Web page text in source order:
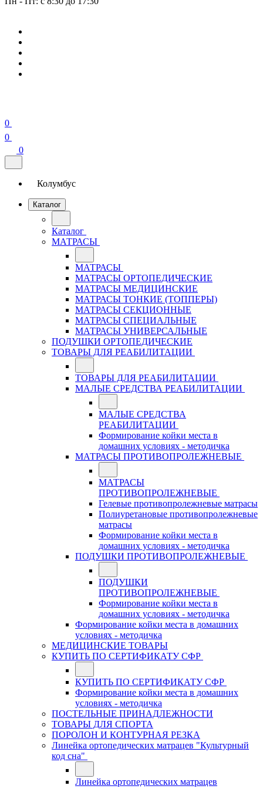
0
0
0
Колумбус
Каталог
Каталог
МАТРАСЫ
МАТРАСЫ
МАТРАСЫ ОРТОПЕДИЧЕСКИЕ
МАТРАСЫ МЕДИЦИНСКИЕ
МАТРАСЫ ТОНКИЕ (ТОППЕРЫ)
МАТРАСЫ СЕКЦИОННЫЕ
МАТРАСЫ СПЕЦИАЛЬНЫЕ
МАТРАСЫ УНИВЕРСАЛЬНЫЕ
ПОДУШКИ ОРТОПЕДИЧЕСКИЕ
ТОВАРЫ ДЛЯ РЕАБИЛИТАЦИИ
ТОВАРЫ ДЛЯ РЕАБИЛИТАЦИИ
МАЛЫЕ СРЕДСТВА РЕАБИЛИТАЦИИ
МАЛЫЕ СРЕДСТВА
РЕАБИЛИТАЦИИ
Формирование койки места в
домашних условиях - методичка
МАТРАСЫ ПРОТИВОПРОЛЕЖНЕВЫЕ
МАТРАСЫ
ПРОТИВОПРОЛЕЖНЕВЫЕ
Гелевые противопролежневые матрасы
Полиуретановые противопролежневые
матрасы
Формирование койки места в
домашних условиях - методичка
ПОДУШКИ ПРОТИВОПРОЛЕЖНЕВЫЕ
ПОДУШКИ
ПРОТИВОПРОЛЕЖНЕВЫЕ
Формирование койки места в
домашних условиях - методичка
Формирование койки места в домашних
условиях - методичка
МЕДИЦИНСКИЕ ТОВАРЫ
КУПИТЬ ПО СЕРТИФИКАТУ СФР
КУПИТЬ ПО СЕРТИФИКАТУ СФР
Формирование койки места в домашних
условиях - методичка
ПОСТЕЛЬНЫЕ ПРИНАДЛЕЖНОСТИ
ТОВАРЫ ДЛЯ СПОРТА
ПОРОЛОН И КОНТУРНАЯ РЕЗКА
Линейка ортопедических матрацев "Культурный
код сна"
Линейка ортопедических матрацев